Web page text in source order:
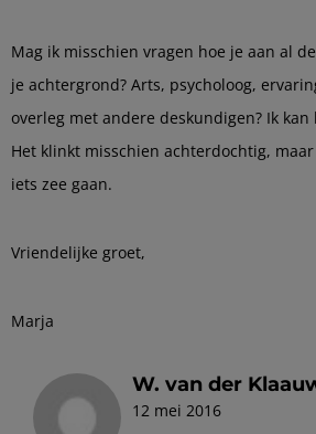
Mag ik misschien vragen hoe je aan al
je achtergrond? Arts, psycholoog,
overleg met andere deskundigen? Ik
Het klinkt misschien achterdochtig,
iets zee gaan.
Vriendelijke groet,
Marja
W. van der
12 mei 2016